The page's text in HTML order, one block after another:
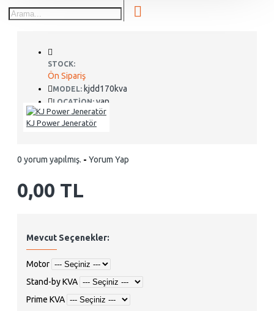
STOCK:
Ön Sipariş
MODEL: kjdd170kva
LOCATION: van
KJ Power Jeneratör
0 yorum yapılmış. - Yorum Yap
0,00 TL
Mevcut Seçenekler:
Motor
Stand-by KVA
Prime KVA